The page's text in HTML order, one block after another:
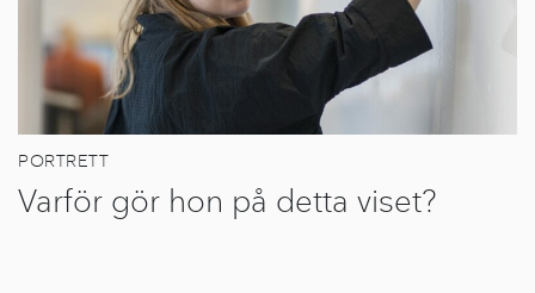
PORTRETT
Varför gör hon på detta viset?